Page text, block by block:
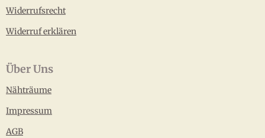
Widerrufsrecht
Widerruf erklären
Über Uns
Nähträume
Impressum
AGB